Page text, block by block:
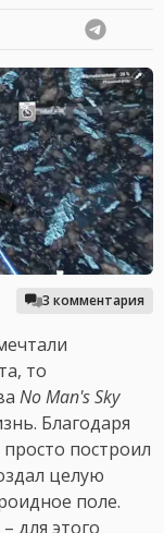
3 комментария
то
No Man's Sky
Благодаря
построил
целую
поле.
для этого